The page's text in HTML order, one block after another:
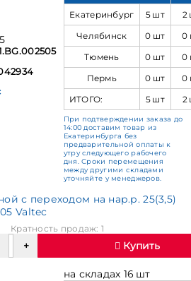
Екатеринбург
5 шт
2
Челябинск
0 шт
0
Тюмень
0 шт
0
Пермь
0 шт
0
ИТОГО:
5 шт 2
При подтверждении заказа до
14:00 доставим товар из
Екатеринбурга без
предварительной оплаты к
утру следующего рабочего
дня. Сроки перемещения
между другими складами
уточняйте у менеджеров.
с переходом на нар.р. 25(3,5)
Valtec
Кратность продаж: 1
Купить
на складах 16 шт